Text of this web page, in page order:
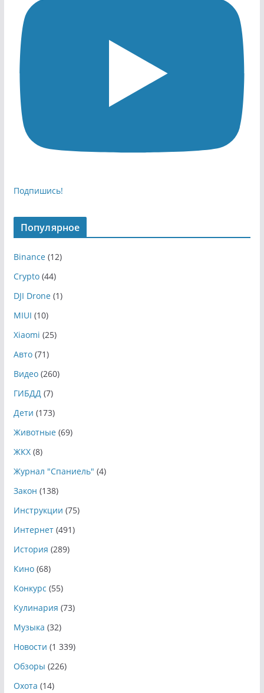
Подпишись!
Популярное
Binance(12)
Crypto(44)
DJI Drone(1)
MIUI (10)
Xiaomi (25)
Авто(71)
Видео(260)
ГИБДД(7)
Дети (173)
Животные(69)
ЖКХ(8)
Журнал "Спаниель" (4)
Закон (138)
Инструкции (75)
Интернет(491)
История (289)
Кино(68)
Конкурс (55)
Кулинария (73)
Музыка (32)
Новости (1 339)
Обзоры (226)
Охота (14)